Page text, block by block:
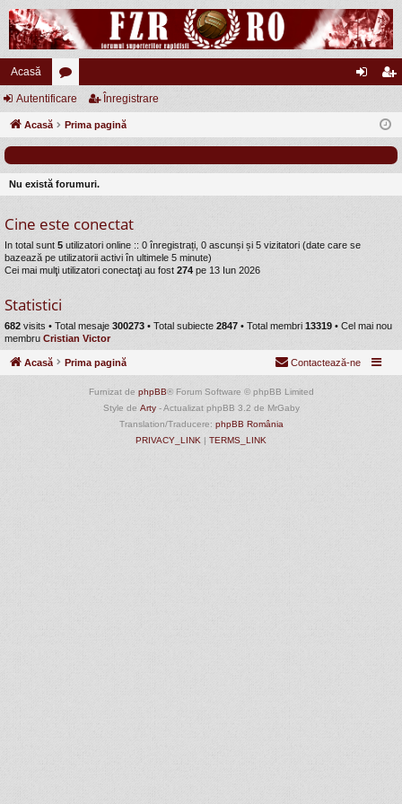
Acasă
or
u
uri
eg
Autentificare Înregistrare
Acasă Prima pagină
Nu există forumuri.
Cine este conectat
In total sunt 5 utilizatori online :: 0 înregistrați, 0 ascunși și 5 vizitatori (date care se
bazează pe utilizatorii activi în ultimele 5 minute)
Cei mai mulţi utilizatori conectaţi au fost 274 pe 13 Iun 2026
Statistici
682 visits • Total mesaje 300273 • Total subiecte 2847 • Total membri 13319 • Cel mai nou
membru Cristian Victor
Acasă Prima pagină Contactează-ne
Furnizat de phpBB® Forum Software © phpBB Limited
Style de Arty- Actualizat phpBB 3.2 de MrGaby
Translation/Traducere: phpBB România
PRIVACY_LINK | TERMS_LINK